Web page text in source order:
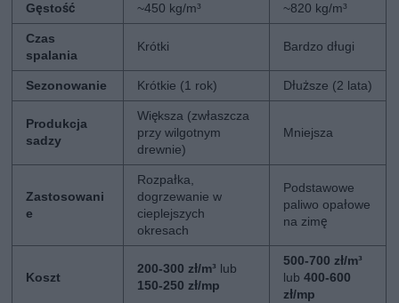
Gęstość ~450 kg/m³ ~820 kg/m³
Czas
spalania
Krótki Bardzo długi
Sezonowanie Krótkie (1 rok) Dłuższe (2 lata)
Produkcja
sadzy
Większa (zwłaszcza
przy wilgotnym
drewnie)
Mniejsza
Zastosowani
e
Rozpałka,
dogrzewanie w
cieplejszych
okresach
Podstawowe
paliwo opałowe
na zimę
Koszt
200-300 zł/m³ lub
150-250 zł/mp
500-700 zł/m³
lub400-600
zł/mp